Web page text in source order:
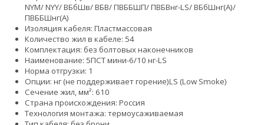
NYM/ NYY/ ВБбШв/ ВБВ/ ПВББШП/ ПВБВнг-LS/ ВБбШнг(А)/
ПВББШнг(А)
Изоляция кабеля: Пластмассовая
Количество жил в кабеле: 54
Комплектация: без болтовых наконечников
Наименование: 5ПСТ мини-6/10 нг-LS
Норма отгрузки: 1
Опции: нг (не поддерживает горение)LS (Low Smoke)
Сечение жил, мм²: 610
Страна происхождения: Россия
Технология монтажа: термоусаживаемая